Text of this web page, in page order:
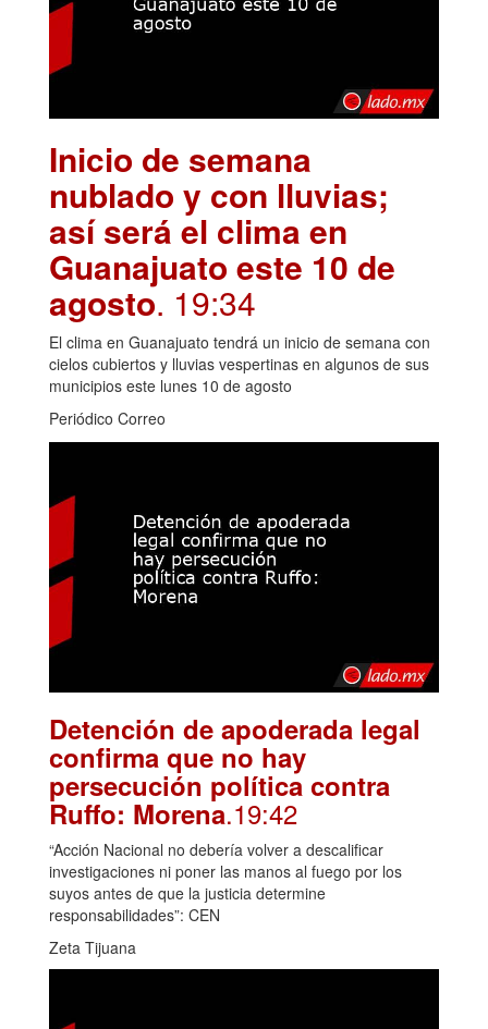
Inicio de semana
nublado y con lluvias;
así será el clima en
Guanajuato este 10 de
agosto. 19:34
El clima en Guanajuato tendrá un inicio de semana con
cielos cubiertos y lluvias vespertinas en algunos de sus
municipios este lunes 10 de agosto
Periódico Correo
Detención de apoderada legal
confirma que no hay
persecución política contra
Ruffo: Morena.19:42
“Acción Nacional no debería volver a descalificar
investigaciones ni poner las manos al fuego por los
suyos antes de que la justicia determine
responsabilidades”: CEN
Zeta Tijuana